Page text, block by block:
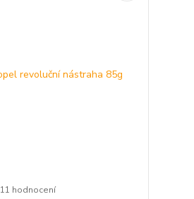
11 hodnocení